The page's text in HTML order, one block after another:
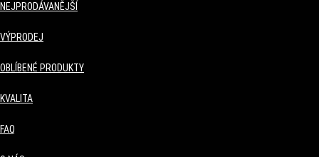
NEJPRODÁVANĚJŠÍ
VÝPRODEJ
OBLÍBENÉ PRODUKTY
KVALITA
FAQ